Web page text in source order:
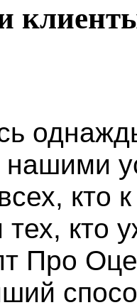
нашими
кто
тех, кто
Про